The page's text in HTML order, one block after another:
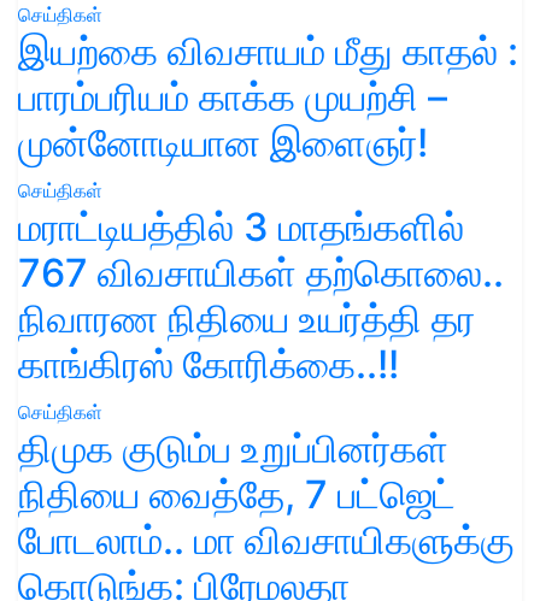
செய்திகள்
இயற்கை விவசாயம் மீது காதல் :
பாரம்பரியம் காக்க முயற்சி –
முன்னோடியான இளைஞர்!
செய்திகள்
மராட்டியத்தில் 3 மாதங்களில்
767 விவசாயிகள் தற்கொலை..
நிவாரண நிதியை உயர்த்தி தர
காங்கிரஸ் கோரிக்கை..!!
செய்திகள்
திமுக குடும்ப உறுப்பினர்கள்
நிதியை வைத்தே, 7 பட்ஜெட்
போடலாம்.. மா விவசாயிகளுக்கு
கொடுங்க: பிரேமலதா